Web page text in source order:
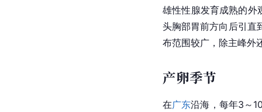
雄性性腺发育成熟的外
头胸部胃前方向后引直
布范围较广，除主峰外
产卵季节
在广东沿海，每年3～